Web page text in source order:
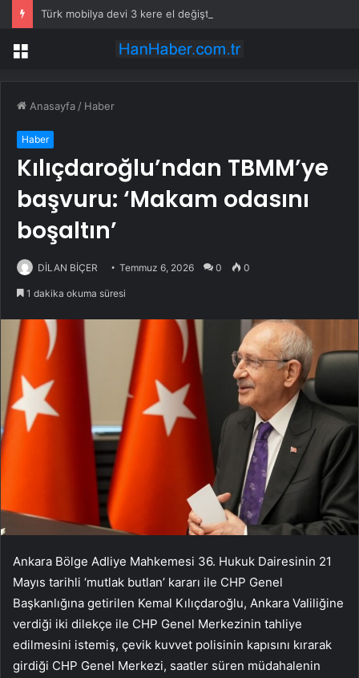
Türk mobilya devi 3 kere el değiştirdi, artık resmen satıldı
Menü
Anasayfa / Haber
Haber
Kılıçdaroğlu’ndan TBMM’ye
başvuru: ‘Makam odasını
boşaltın’
DİLAN BİÇER Temmuz 6, 2026 0 0
1 dakika okuma süresi
Ankara Bölge Adliye Mahkemesi 36. Hukuk Dairesinin 21
Mayıs tarihli ‘mutlak butlan’ kararı ile CHP Genel
Başkanlığına getirilen Kemal Kılıçdaroğlu, Ankara Valiliğine
verdiği iki dilekçe ile CHP Genel Merkezinin tahliye
edilmesini istemiş, çevik kuvvet polisinin kapısını kırarak
girdiği CHP Genel Merkezi, saatler süren müdahalenin